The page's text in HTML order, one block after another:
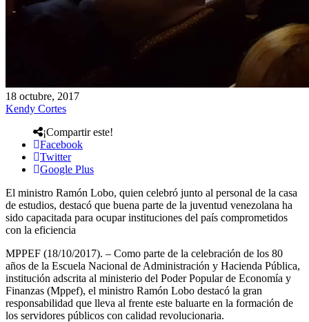
18 octubre, 2017
Kendy Cortes
¡Compartir este!
Facebook
Twitter
Google Plus
El ministro Ramón Lobo, quien celebró junto al personal de la casa
de estudios, destacó que buena parte de la juventud venezolana ha
sido capacitada para ocupar instituciones del país comprometidos
con la eficiencia
MPPEF (18/10/2017). – Como parte de la celebración de los 80
años de la Escuela Nacional de Administración y Hacienda Pública,
institución adscrita al ministerio del Poder Popular de Economía y
Finanzas (Mppef), el ministro Ramón Lobo destacó la gran
responsabilidad que lleva al frente este baluarte en la formación de
los servidores públicos con calidad revolucionaria.